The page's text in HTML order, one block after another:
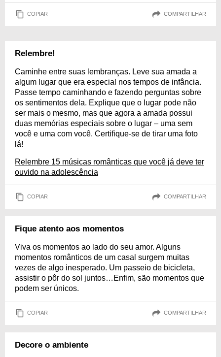
COPIAR COMPARTILHAR
Relembre!
Caminhe entre suas lembranças. Leve sua amada a
algum lugar que era especial nos tempos de infância.
Passe tempo caminhando e fazendo perguntas sobre
os sentimentos dela. Explique que o lugar pode não
ser mais o mesmo, mas que agora a amada possui
duas memórias especiais sobre o lugar – uma sem
você e uma com você. Certifique-se de tirar uma foto
lá!
Relembre 15 músicas românticas que você já deve ter
ouvido na adolescência
COPIAR COMPARTILHAR
Fique atento aos momentos
Viva os momentos ao lado do seu amor. Alguns
momentos românticos de um casal surgem muitas
vezes de algo inesperado. Um passeio de bicicleta,
assistir o pôr do sol juntos…Enfim, são momentos que
podem ser únicos.
COPIAR COMPARTILHAR
Decore o ambiente